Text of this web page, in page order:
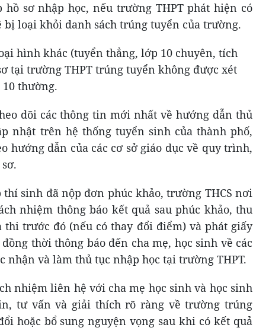
sơ nhập học, nếu trường THPT phát hiện có
bị loại khỏi danh sách trúng tuyển của trường.
hình khác (tuyển thẳng, lớp 10 chuyên, tích
tại trường THPT trúng tuyển không được xét
thường.
dõi các thông tin mới nhất về hướng dẫn thủ
nhật trên hệ thống tuyển sinh của thành phố,
hướng dẫn của các cơ sở giáo dục về quy trình,
sinh đã nộp đơn phúc khảo, trường THCS nơi
nhiệm thông báo kết quả sau phúc khảo, thu
trước đó (nếu có thay đổi điểm) và phát giấy
thời thông báo đến cha mẹ, học sinh về các
nhận và làm thủ tục nhập học tại trường THPT.
nhiệm liên hệ với cha mẹ học sinh và học sinh
tư vấn và giải thích rõ ràng về trường trúng
hoặc bổ sung nguyện vọng sau khi có kết quả